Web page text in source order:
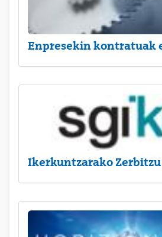
Enpresekin kontratuak
Ikerkuntzarako